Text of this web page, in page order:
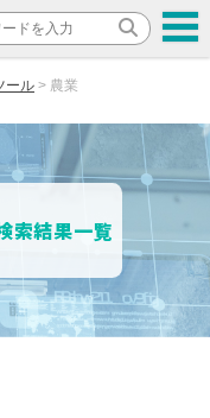
ール 農業
索結果一覧